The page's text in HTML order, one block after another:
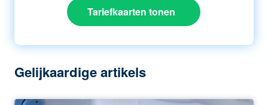
Tariefkaarten tonen
Gelijkaardige artikels